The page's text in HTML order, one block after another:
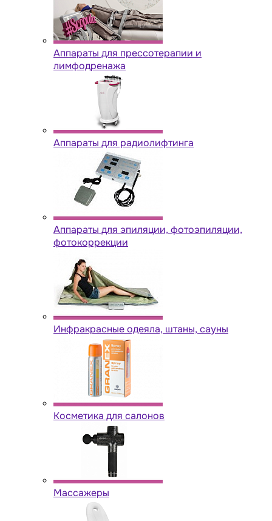
Аппараты для прессотерапии и
лимфодренажа
Аппараты для радиолифтинга
Аппараты для эпиляции, фотоэпиляции,
фотокоррекции
Инфракрасные одеяла, штаны, сауны
Косметика для салонов
Массажеры